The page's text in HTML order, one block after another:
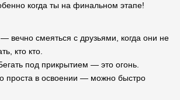
когда ты на финальном этапе!
вечно смеяться с друзьями, когда они не
кто кто.
под прикрытием — это огонь.
проста в освоении — можно быстро